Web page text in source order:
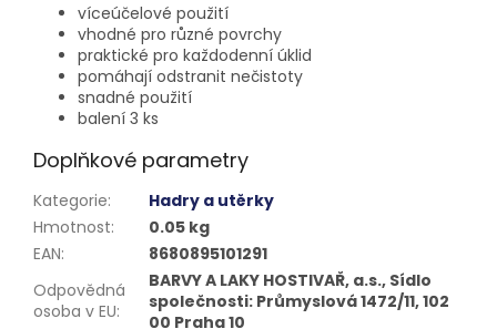
víceúčelové použití
vhodné pro různé povrchy
praktické pro každodenní úklid
pomáhají odstranit nečistoty
snadné použití
balení 3 ks
Doplňkové parametry
Kategorie:
Hadry a utěrky
Hmotnost:
0.05 kg
EAN:
8680895101291
Odpovědná
osoba v EU:
BARVY A LAKY HOSTIVAŘ, a.s., Sídlo
společnosti: Průmyslová 1472/11, 102
00 Praha 10